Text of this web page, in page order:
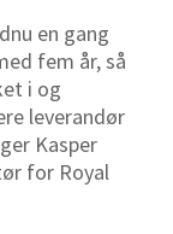
en gang
fem år, så
i og
leverandør
Kasper
for Royal